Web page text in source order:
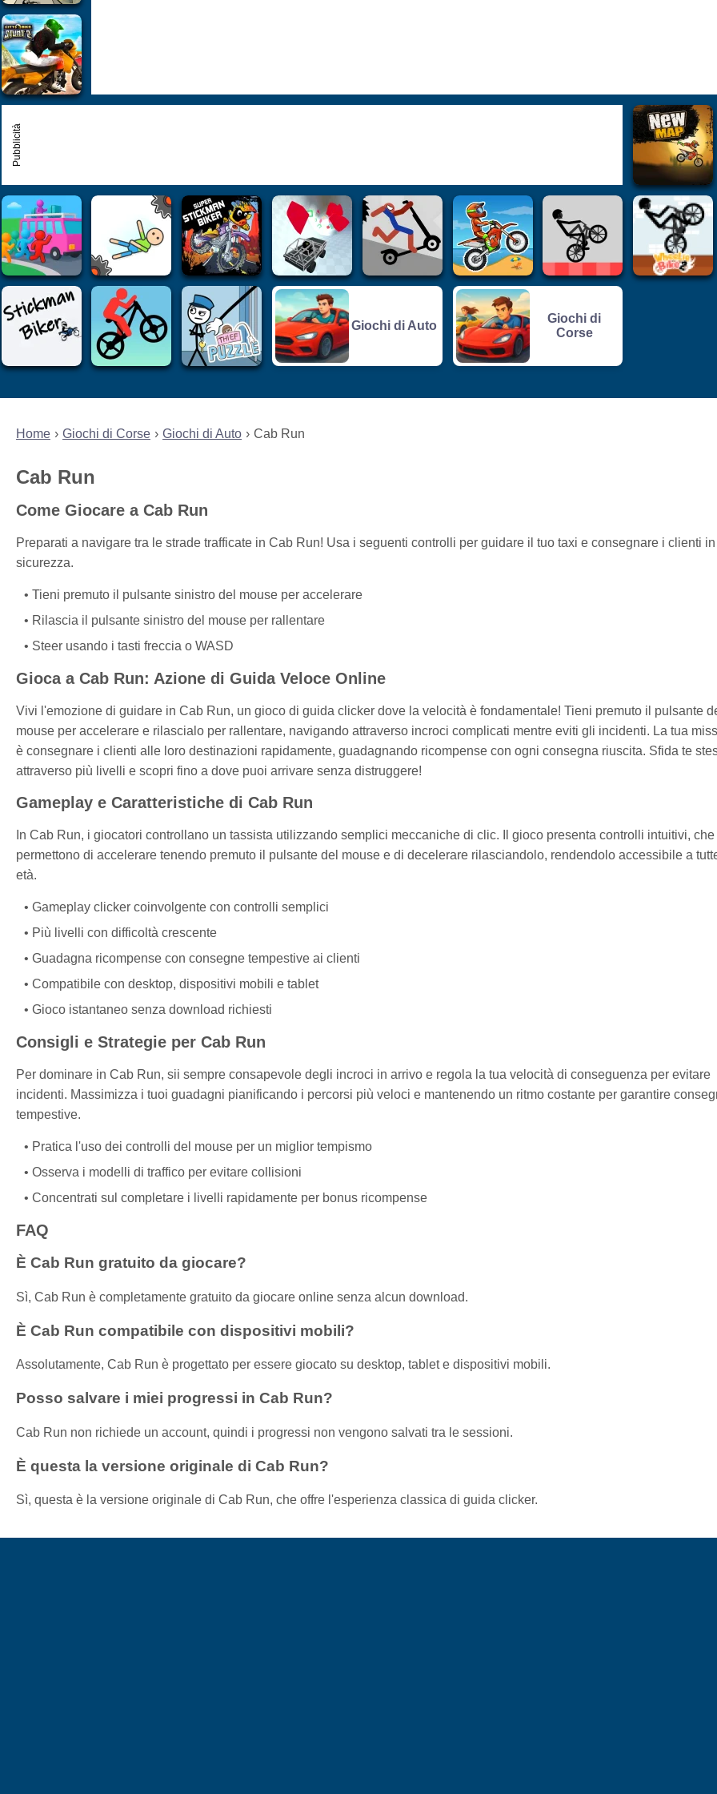
Home Giochi di Corse Giochi di Auto Cab Run
Cab Run
Come Giocare a Cab Run
Preparati a navigare tra le strade trafficate in Cab Run! Usa i seguenti controlli per guidare il tuo taxi e consegnare i clienti in
sicurezza.
Tieni premuto il pulsante sinistro del mouse per accelerare
Rilascia il pulsante sinistro del mouse per rallentare
Steer usando i tasti freccia o WASD
Gioca a Cab Run: Azione di Guida Veloce Online
Vivi l'emozione di guidare in Cab Run, un gioco di guida clicker dove la velocità è fondamentale! Tieni premuto il pulsante
mouse per accelerare e rilascialo per rallentare, navigando attraverso incroci complicati mentre eviti gli incidenti. La tua
è consegnare i clienti alle loro destinazioni rapidamente, guadagnando ricompense con ogni consegna riuscita. Sfida te
attraverso più livelli e scopri fino a dove puoi arrivare senza distruggere!
Gameplay e Caratteristiche di Cab Run
In Cab Run, i giocatori controllano un tassista utilizzando semplici meccaniche di clic. Il gioco presenta controlli intuitivi, che
permettono di accelerare tenendo premuto il pulsante del mouse e di decelerare rilasciandolo, rendendolo accessibile a
età.
Gameplay clicker coinvolgente con controlli semplici
Più livelli con difficoltà crescente
Guadagna ricompense con consegne tempestive ai clienti
Compatibile con desktop, dispositivi mobili e tablet
Gioco istantaneo senza download richiesti
Consigli e Strategie per Cab Run
Per dominare in Cab Run, sii sempre consapevole degli incroci in arrivo e regola la tua velocità di conseguenza per evitare
incidenti. Massimizza i tuoi guadagni pianificando i percorsi più veloci e mantenendo un ritmo costante per garantire
tempestive.
Pratica l'uso dei controlli del mouse per un miglior tempismo
Osserva i modelli di traffico per evitare collisioni
Concentrati sul completare i livelli rapidamente per bonus ricompense
FAQ
È Cab Run gratuito da giocare?
Sì, Cab Run è completamente gratuito da giocare online senza alcun download.
È Cab Run compatibile con dispositivi mobili?
Assolutamente, Cab Run è progettato per essere giocato su desktop, tablet e dispositivi mobili.
Posso salvare i miei progressi in Cab Run?
Cab Run non richiede un account, quindi i progressi non vengono salvati tra le sessioni.
È questa la versione originale di Cab Run?
Sì, questa è la versione originale di Cab Run, che offre l'esperienza classica di guida clicker.
Pubblicità
Giochi di Auto
Giochi di
Corse